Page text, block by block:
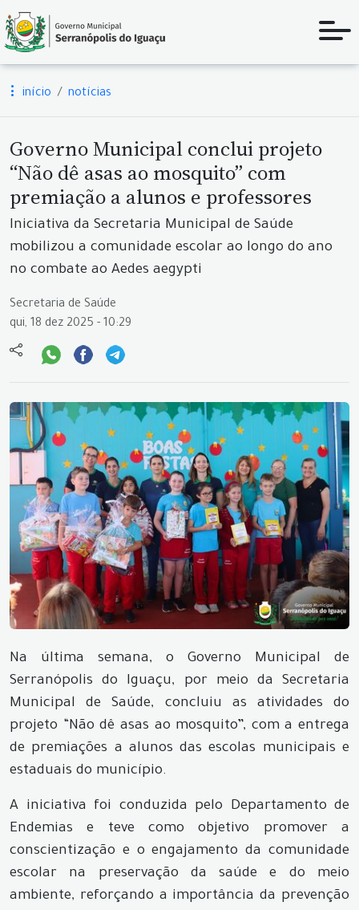
início notícias
Governo Municipal conclui projeto
“Não dê asas ao mosquito” com
premiação a alunos e professores
Iniciativa da Secretaria Municipal de Saúde
mobilizou a comunidade escolar ao longo do ano
no combate ao Aedes aegypti
Secretaria de Saúde
qui, 18 dez 2025 - 10:29
Na última semana, o Governo Municipal de
Serranópolis do Iguaçu, por meio da Secretaria
Municipal de Saúde, concluiu as atividades do
projeto “Não dê asas ao mosquito”, com a entrega
de premiações a alunos das escolas municipais e
estaduais do município.
A iniciativa foi conduzida pelo Departamento de
Endemias e teve como objetivo promover a
conscientização e o engajamento da comunidade
escolar na preservação da saúde e do meio
ambiente, reforçando a importância da prevenção